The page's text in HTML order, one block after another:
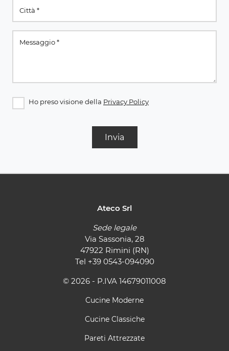
Ho preso visione della Privacy Policy
Invia
Ateco Srl
Sede legale
Via Sassonia, 28
47922 Rimini (RN)
Tel +39 0543-094090
© 2026 - P.IVA 14679011008
Cucine Moderne
Cucine Classiche
Pareti Attrezzate